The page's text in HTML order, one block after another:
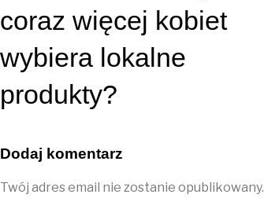
coraz więcej kobiet
wybiera lokalne
produkty?
Dodaj komentarz
Twój adres email nie zostanie opublikowany.